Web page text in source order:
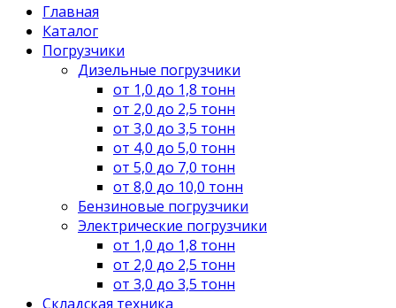
Главная
Каталог
Погрузчики
Дизельные погрузчики
от 1,0 до 1,8 тонн
от 2,0 до 2,5 тонн
от 3,0 до 3,5 тонн
от 4,0 до 5,0 тонн
от 5,0 до 7,0 тонн
от 8,0 до 10,0 тонн
Бензиновые погрузчики
Электрические погрузчики
от 1,0 до 1,8 тонн
от 2,0 до 2,5 тонн
от 3,0 до 3,5 тонн
Складская техника